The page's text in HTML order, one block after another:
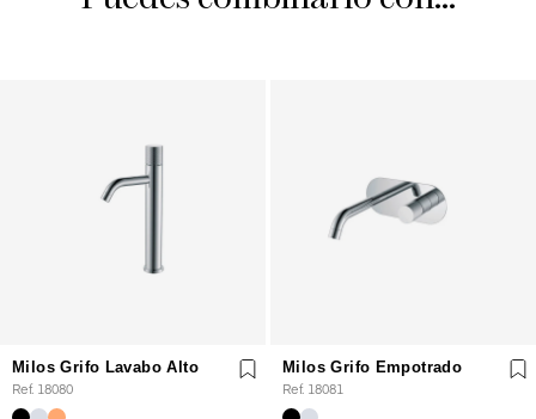
Milos Grifo Lavabo Alto
Ref. 18080
Milos Grifo Empotrado
Ref. 18081